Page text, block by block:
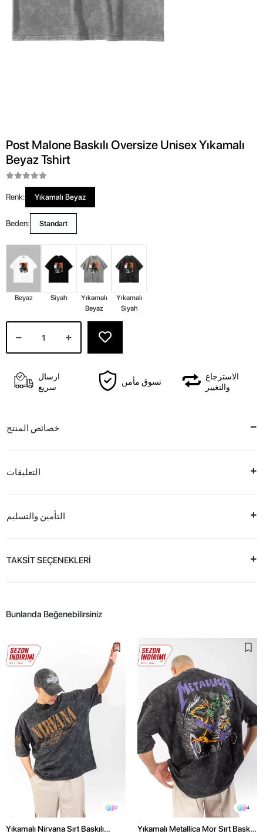
Post Malone Baskılı Oversize Unisex Yıkamalı
Beyaz Tshirt
Renk: Yıkamalı Beyaz
Beden: Standart
Beyaz Siyah
Yıkamalı
Beyaz
Yıkamalı
Siyah
ارسال
سريع
تسوق مأمن
الاسترجاع
والتغيير
خصائص المنتج
التعليقات
التأمين والتسليم
TAKSİT SEÇENEKLERİ
Bunlarıda Beğenebilirsiniz
2
Yıkamalı Nirvana Sırt Baskılı
4
Yıkamalı Metallica Mor Sırt Baskılı